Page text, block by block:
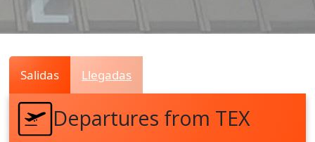
Live
Salidas Llegadas
Departures from TEX